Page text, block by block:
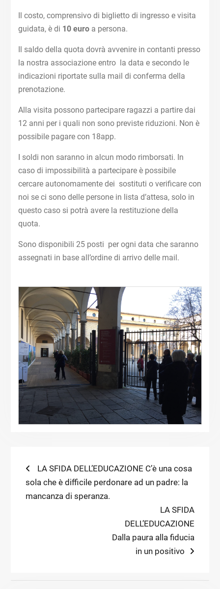
Il costo, comprensivo di biglietto di ingresso e visita
guidata, è di 10 euro a persona.
Il saldo della quota dovrà avvenire in contanti presso
la nostra associazione entro la data e secondo le
indicazioni riportate sulla mail di conferma della
prenotazione.
Alla visita possono partecipare ragazzi a partire dai
12 anni per i quali non sono previste riduzioni. Non è
possibile pagare con 18app.
I soldi non saranno in alcun modo rimborsati. In
caso di impossibilità a partecipare è possibile
cercare autonomamente dei sostituti o verificare con
noi se ci sono delle persone in lista d’attesa, solo in
questo caso si potrà avere la restituzione della
quota.
Sono disponibili 25 posti per ogni data che saranno
assegnati in base all’ordine di arrivo delle mail.
Navigazione
articoli
Previous
post:
LA SFIDA DELL’EDUCAZIONE C’è una cosa
sola che è difficile perdonare ad un padre: la
mancanza di speranza.
Next
post:
LA SFIDA
DELL’EDUCAZIONE
Dalla paura alla fiducia
in un positivo